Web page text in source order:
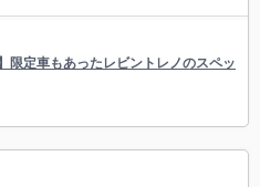
限定車もあったレビントレノのスペッ